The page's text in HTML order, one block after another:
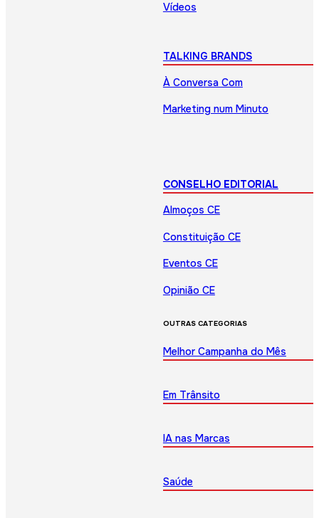
Vídeos
TALKING BRANDS
À Conversa Com
Marketing num Minuto
CONSELHO EDITORIAL
Almoços CE
Constituição CE
Eventos CE
Opinião CE
OUTRAS CATEGORIAS
Melhor Campanha do Mês
Em Trânsito
IA nas Marcas
Saúde